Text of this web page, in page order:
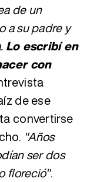
de un
a su padre y
Lo escribí en
con
de ese
convertirse
"Años
ser dos
floreció".